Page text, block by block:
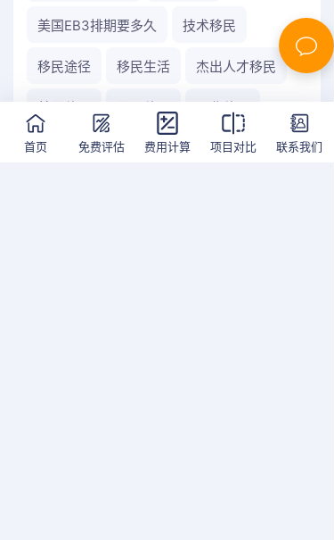
美国EB3排期要多久 技术移民
移民途径 移民生活 杰出人才移民
美国移民 团聚移民 职业移民
临时工签 申请攻略 新加坡自雇移民
首页 免费评估 费用计算 项目对比 联系我们